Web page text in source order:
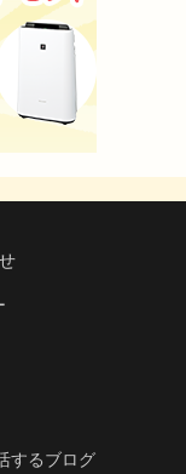
するブログ